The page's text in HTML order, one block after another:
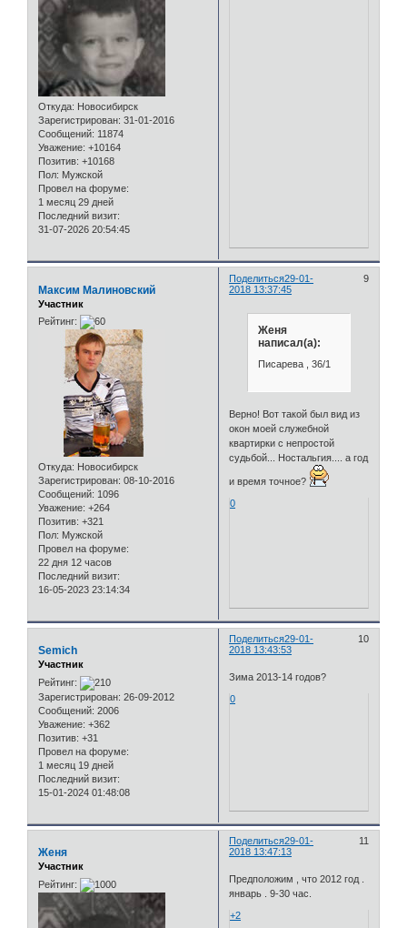
Откуда: Новосибирск
Зарегистрирован: 31-01-2016
Сообщений: 11874
Уважение: +10164
Позитив: +10168
Пол: Мужской
Провел на форуме:
1 месяц 29 дней
Последний визит:
31-07-2026 20:54:45
Поделиться 9
29-01-
2018 13:37:45
Максим Малиновский
Участник
Рейтинг:
Откуда: Новосибирск
Зарегистрирован: 08-10-2016
Сообщений: 1096
Уважение: +264
Позитив: +321
Пол: Мужской
Провел на форуме:
22 дня 12 часов
Последний визит:
16-05-2023 23:14:34
Женя
написал(а):
Писарева , 36/1
Верно! Вот такой был вид из
окон моей служебной
квартирки с непростой
судьбой... Ностальгия.... а год
и время точное?
0
Поделиться 10
29-01-
2018 13:43:53
Semich
Участник
Рейтинг:
Зарегистрирован: 26-09-2012
Сообщений: 2006
Уважение: +362
Позитив: +31
Провел на форуме:
1 месяц 19 дней
Последний визит:
15-01-2024 01:48:08
Зима 2013-14 годов?
0
Поделиться 11
29-01-
2018 13:47:13
Женя
Участник
Рейтинг:
Предположим , что 2012 год .
январь . 9-30 час.
+2